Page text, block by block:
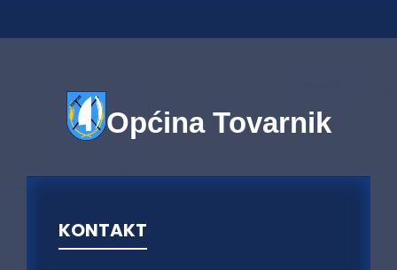
Općina Tovarnik
KONTAKT